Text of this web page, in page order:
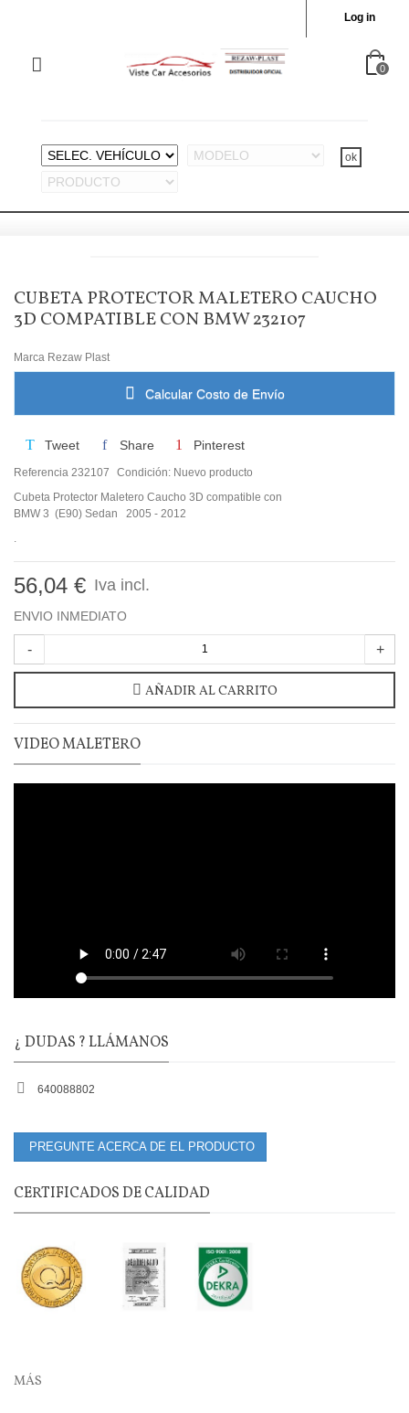
Log in
0
CUBETA PROTECTOR MALETERO CAUCHO
3D COMPATIBLE CON BMW 232107
Marca Rezaw Plast
Calcular Costo de Envío
Tweet Share Pinterest
Referencia 232107 Condición: Nuevo producto
Cubeta Protector Maletero Caucho 3D compatible con
BMW 3 (E90) Sedan 2005 - 2012
.
56,04 € Iva incl.
ENVIO INMEDIATO
- +
AÑADIR AL CARRITO
VIDEO MALETERO
¿ DUDAS ? LLÁMANOS
640088802
PREGUNTE ACERCA DE EL PRODUCTO
CERTIFICADOS DE CALIDAD
MÁS